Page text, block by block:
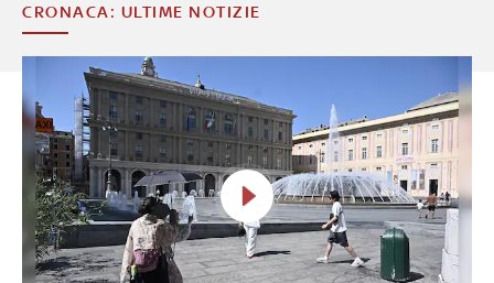
CRONACA: ULTIME NOTIZIE